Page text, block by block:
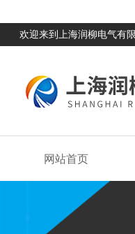
欢迎来到上海润柳电气有
网站首页